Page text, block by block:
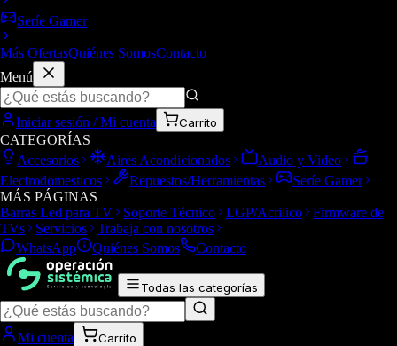
Seríe Gamer
Más OfertasQuiénes SomosContacto
Menú
Iniciar sesión / Mi cuenta Carrito
CATEGORÍAS
Accesorios
Aires Acondicionados
Audio y Video
Electrodomesticos
Repuestos/Herramientas
Seríe Gamer
MÁS PÁGINAS
Barras Led para TV
Soporte Técnico LGP/Acrilico
Firmware de
TVs
Servicios
Trabaja con nosotros
WhatsApp
Quiénes Somos Contacto
Todas las categorías
Mi cuenta Carrito